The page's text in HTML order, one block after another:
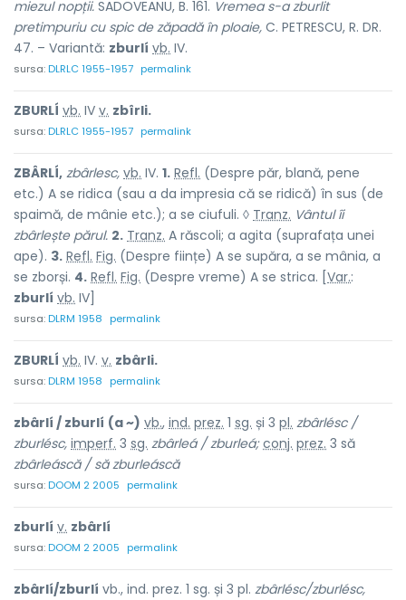
miezul nopții. SADOVEANU, B. 161. Vremea s-a zburlit
pretimpuriu cu spic de zăpadă în ploaie, C. PETRESCU, R. DR.
47. – Variantă: zburlí vb. IV.
sursa:DLRLC 1955-1957 permalink
ZBURLÍ vb. IV v. zbîrli.
sursa:DLRLC 1955-1957 permalink
ZBÂRLÍ, zbârlesc, vb. IV. 1. Refl. (Despre păr, blană, pene
etc.) A se ridica (sau a da impresia că se ridică) în sus (de
spaimă, de mânie etc.); a se ciufuli. ◊ Tranz. Vântul îi
zbârlește părul. 2. Tranz. A răscoli; a agita (suprafața unei
ape). 3. Refl. Fig. (Despre ființe) A se supăra, a se mânia, a
se zborși. 4. Refl. Fig. (Despre vreme) A se strica. [ Var.:
zburlí vb. IV]
sursa:DLRM 1958 permalink
ZBURLÍ vb. IV. v. zbârli.
sursa:DLRM 1958 permalink
zbârlí / zburlí (a ~) vb., ind. prez. 1 sg. și 3 pl. zbârlésc /
zburlésc, imperf. 3 sg. zbârleá / zburleá; conj. prez. 3 să
zbârleáscă / să zburleáscă
sursa:DOOM 2 2005 permalink
zburlí v. zbârlí
sursa:DOOM 2 2005 permalink
zbârlí/zburlí vb., ind. prez. 1 sg. și 3 pl. zbârlésc/zburlésc,